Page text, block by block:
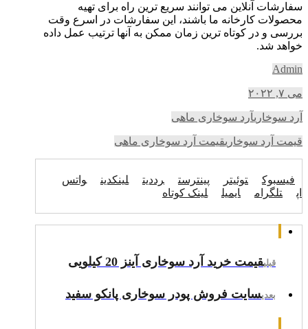
سفارشات آنلاین می توانند سریع ترین راه برای تهیه
محصولات کارخانه ما باشند، این سفارشات در اسرع وقت
بررسی و در کوتاه ترین زمان ممکن به آنها ترتیب عمل داده
خواهد شد.
Admin
می ۷, ۲۰۲۲
آرد سوخاریآرد سوخاری ماهی
قیمت آرد سوخاریقیمت آرد سوخاری ماهی
فیسبوک توئیتر پینترست رددیت لینکدین
واتس
اپ
تلگرام ایمیل لینک کوتاه
قبلیقیمت خرید آرد سوخاری آینز 20 کیلویی
بعدیسایت فروش پودر سوخاری پانکو سفید